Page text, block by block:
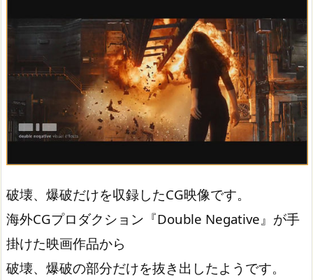
破壊、爆破だけを収録したCG映像です。
海外CGプロダクション『Double Negative』が手
掛けた映画作品から
破壊、爆破の部分だけを抜き出したようです。